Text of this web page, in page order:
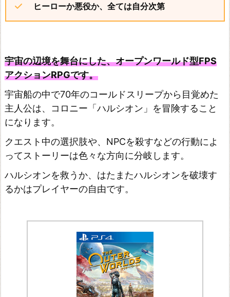
ヒーローか悪役か、全ては自分次第
宇宙の辺境を舞台にした、オープンワールド型FPS
アクションRPGです。
宇宙船の中で70年のコールドスリープから目覚めた
主人公は、コロニー「ハルシオン」を冒険すること
になります。
クエスト中の選択肢や、NPCを殺すなどの行動によ
ってストーリーは色々な方向に分岐します。
ハルシオンを救うか、はたまたハルシオンを破壊す
るかはプレイヤーの自由です。